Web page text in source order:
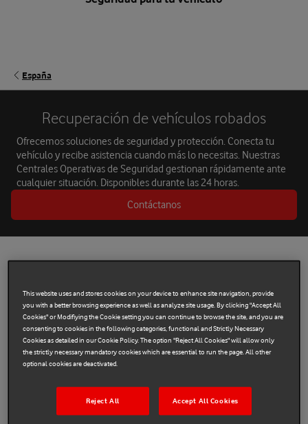
España
Recuperación de vehículos robados
Ofrecemos soluciones de seguridad y protección. Conecta tu
vehículo y recibe asistencia cuando más lo necesitas. Nuestras
Centrales Operativas de Seguridad gestionan rápidamente ante
cualquier situación. Disponibles durante las 24 horas.
Contáctanos
Control completo de la cadena de valor
Todas nuestras actividades, desde el diseño del
This website uses and stores cookies on your device to enhance site navigation, provide
you with a better browsing experience as well as analyze site usage. By clicking "Accept All
Cookies" or Modifiying the Cookie setting you can continue to browse the site, and you are
consenting to cookies in the following categories, functional and Strictly Necessary
Cookies as detailed in our Cookie Policy. The option "Reject All Cookies" will allow only
the strictly necessary mandatory cookies which are essential to run the page. All other
optional cookies are deactivated.
Reject All Accept All Cookies